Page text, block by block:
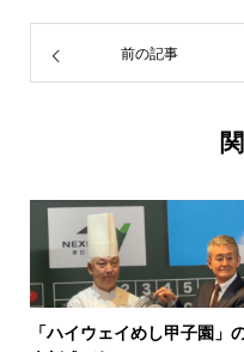
前の記事
「ハイウェイめし甲子園」